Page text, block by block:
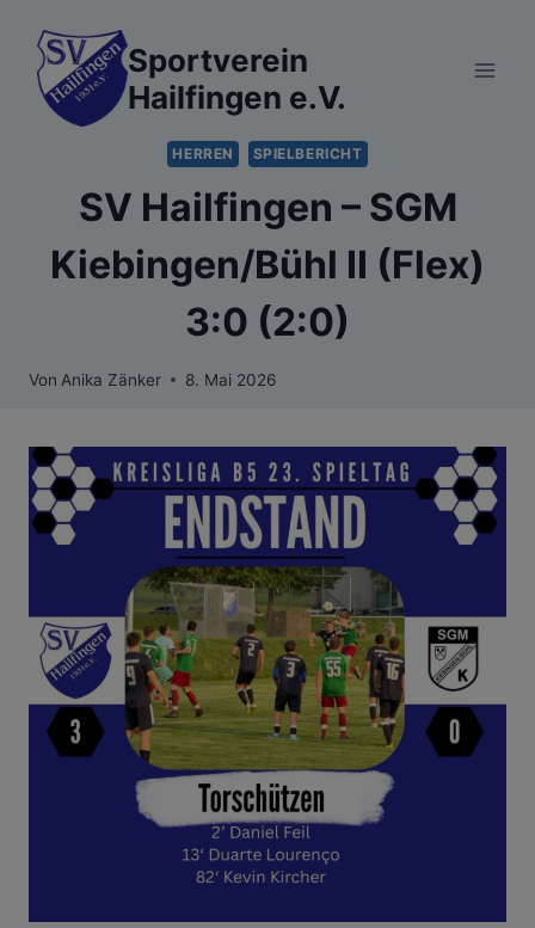
Inhalt
springen
Sportverein
Hailfingen e.V.
HERREN SPIELBERICHT
SV Hailfingen – SGM
Kiebingen/Bühl II (Flex)
3:0 (2:0)
Von Anika Zänker 8. Mai 2026